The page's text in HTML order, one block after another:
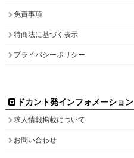
免責事項
特商法に基づく表示
プライバシーポリシー
ドカント発インフォメーション
求人情報掲載について
お問い合わせ